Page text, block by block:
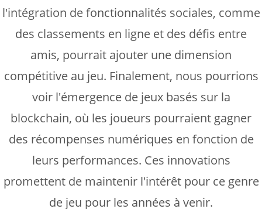
l'intégration de fonctionnalités sociales, comme
des classements en ligne et des défis entre
amis, pourrait ajouter une dimension
compétitive au jeu. Finalement, nous pourrions
voir l'émergence de jeux basés sur la
blockchain, où les joueurs pourraient gagner
des récompenses numériques en fonction de
leurs performances. Ces innovations
promettent de maintenir l'intérêt pour ce genre
de jeu pour les années à venir.